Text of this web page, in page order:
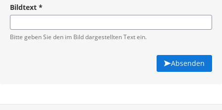
Bildtext *
Pflichtangabe
Bitte geben Sie den im Bild dargestellten Text ein.
Absenden